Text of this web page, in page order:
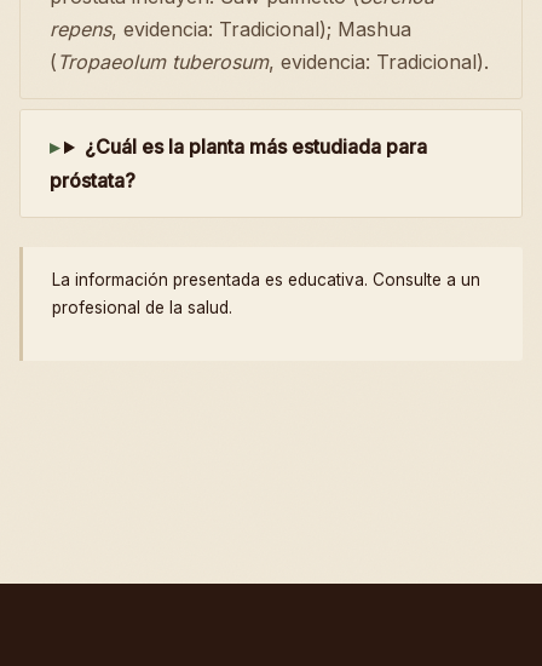
repens, evidencia: Tradicional); Mashua
( Tropaeolum tuberosum, evidencia: Tradicional).
¿Cuál es la planta más estudiada para
próstata?
La información presentada es educativa. Consulte a un
profesional de la salud.